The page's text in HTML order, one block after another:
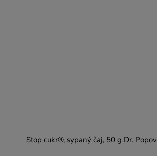
Stop cukr®, sypaný čaj, 50 g Dr. Popov